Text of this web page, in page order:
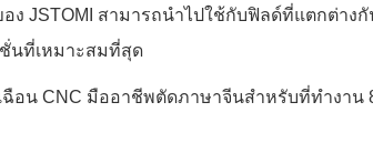
อง JSTOMI สามารถนำไปใช้กับฟิลด์ที่แตกต่า
นที่เหมาะสมที่สุด